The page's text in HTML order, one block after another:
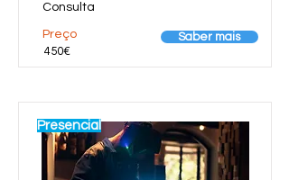
Consulta
Preço
450€
Saber mais
Presencial